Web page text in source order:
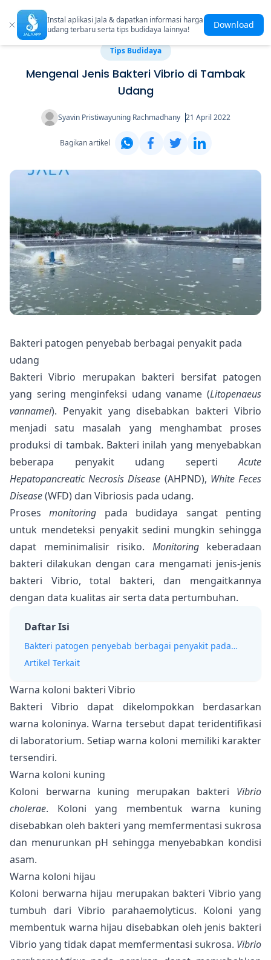
Instal aplikasi Jala & dapatkan informasi harga
udang terbaru serta tips budidaya lainnya!
Download
Tips Budidaya
Mengenal Jenis Bakteri Vibrio di Tambak
Udang
Syavin Pristiwayuning Rachmadhany 21 April 2022
Bagikan artikel
Bakteri patogen penyebab berbagai penyakit pada
udang
Bakteri Vibrio merupakan bakteri bersifat patogen
yang sering menginfeksi udang vaname (Litopenaeus
vannamei). Penyakit yang disebabkan bakteri Vibrio
menjadi satu masalah yang menghambat proses
produksi di tambak. Bakteri inilah yang menyebabkan
beberapa penyakit udang sepertiAcute
Hepatopancreatic Necrosis Disease (AHPND), White Feces
Disease(WFD) dan Vibriosis pada udang.
Prosesmonitoring pada budidaya sangat penting
untuk mendeteksi penyakit sedini mungkin sehingga
dapat meminimalisir risiko. Monitoringkeberadaan
bakteri dilakukan dengan cara mengamati jenis-jenis
bakteri Vibrio, total bakteri, dan mengaitkannya
dengan data kualitas air serta data pertumbuhan.
Daftar Isi
Bakteri patogen penyebab berbagai penyakit pada
udang
Artikel Terkait
Warna koloni bakteri Vibrio
Bakteri Vibrio dapat dikelompokkan berdasarkan
warna koloninya. Warna tersebut dapat teridentifikasi
di laboratorium. Setiap warna koloni memiliki karakter
tersendiri.
Warna koloni kuning
Koloni berwarna kuning merupakan bakteri Vibrio
cholerae. Koloni yang membentuk warna kuning
disebabkan oleh bakteri yang memfermentasi sukrosa
dan menurunkan pH sehingga menyebabkan kondisi
asam.
Warna koloni hijau
Koloni berwarna hijau merupakan bakteri Vibrio yang
tumbuh dari Vibrio parahaemolyticus. Koloni yang
membentuk warna hijau disebabkan oleh jenis bakteri
Vibrio yang tidak dapat memfermentasi sukrosa. Vibrio